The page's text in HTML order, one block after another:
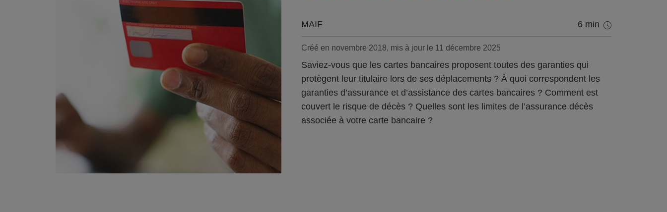
MAIF 6 min
Créé en novembre 2018, mis à jour le 11 décembre 2025
Saviez-vous que les cartes bancaires proposent toutes des garanties qui
protègent leur titulaire lors de ses déplacements ? À quoi correspondent les
garanties d’assurance et d’assistance des cartes bancaires ? Comment est
couvert le risque de décès ? Quelles sont les limites de l’assurance décès
associée à votre carte bancaire ?